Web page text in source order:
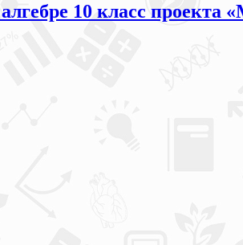
10 класс проекта